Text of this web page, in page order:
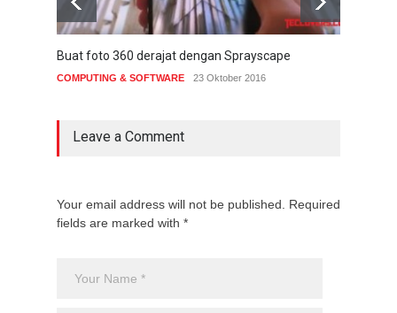
Buat foto 360 derajat dengan Sprayscape
COMPUTING & SOFTWARE 23 Oktober 2016
Leave a Comment
Your email address will not be published. Required
fields are marked with *